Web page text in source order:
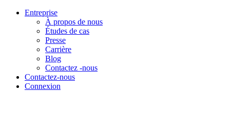
Entreprise
À propos de nous
Études de cas
Presse
Carrière
Blog
Contactez -nous
Contactez-nous
Connexion